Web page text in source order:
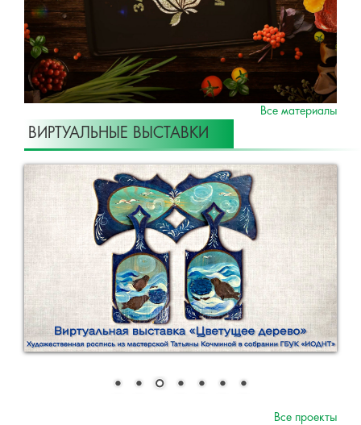
Все материалы
ВИРТУАЛЬНЫЕ ВЫСТАВКИ
Все проекты